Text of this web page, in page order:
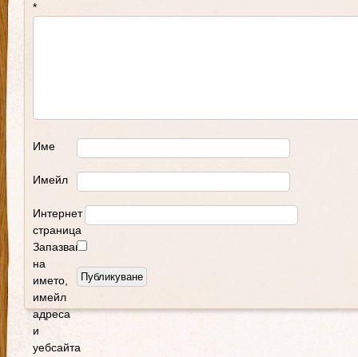
*
Име
Имейл
Интернет
страница
Запазване
на
името,
имейл
адреса
и
уебсайта